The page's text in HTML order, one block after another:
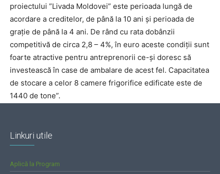
proiectului ”Livada Moldovei” este perioada lungă de
acordare a creditelor, de până la 10 ani și perioada de
grație de până la 4 ani. De rând cu rata dobânzii
competitivă de circa 2,8 – 4%, în euro aceste condiții sunt
foarte atractive pentru antreprenorii ce-și doresc să
investească în case de ambalare de acest fel. Capacitatea
de stocare a celor 8 camere frigorifice edificate este de
1440 de tone”.
Linkuri utile
Aplică la Program